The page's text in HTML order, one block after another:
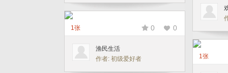
1张
0 0
渔民生活
作者: 初级爱好者
1张